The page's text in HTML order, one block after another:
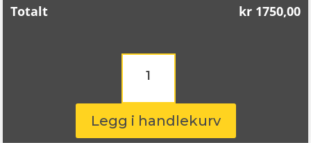
Totalt kr1750,00
Nokian
Hakkapeliitta
175/65R15
88R
antall
Legg i handlekurv